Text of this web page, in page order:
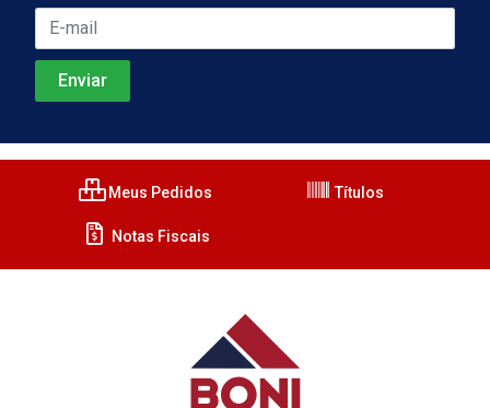
Meus Pedidos Títulos
Notas Fiscais